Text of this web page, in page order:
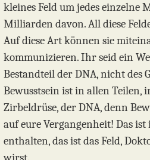
kleines Feld um jedes einzelne
Milliarden davon. All diese
Auf diese Art können sie
kommunizieren. Ihr seid ein
Bestandteil der DNA, nicht des
Bewusstsein ist in allen Teilen,
Zirbeldrüse, der DNA, denn
auf eure Vergangenheit! Das
enthalten, das ist das Feld,